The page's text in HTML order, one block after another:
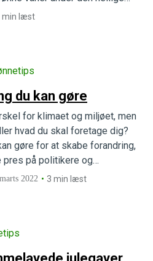
i moskeen eller på farten.
min læst
du kan gøre
for klimaet og miljøet, men
hvad du skal foretage dig?
gøre for at skabe forandring,
på politikere og
du? Her er fire konkrete tips…
2022 3 min læst